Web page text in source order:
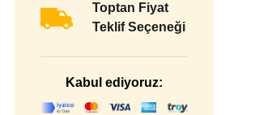
Toptan Fiyat
Teklif Seçeneği
Kabul ediyoruz: